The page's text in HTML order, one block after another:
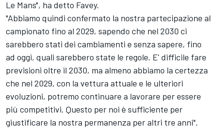
Le Mans", ha detto Favey.
"Abbiamo quindi confermato la nostra partecipazione al
campionato fino al 2029, sapendo che nel 2030 ci
sarebbero stati dei cambiamenti e senza sapere, fino
ad oggi, quali sarebbero state le regole. E' difficile fare
previsioni oltre il 2030, ma almeno abbiamo la certezza
che nel 2029, con la vettura attuale e le ulteriori
evoluzioni, potremo continuare a lavorare per essere
più competitivi. Questo per noi è sufficiente per
giustificare la nostra permanenza per altri tre anni".